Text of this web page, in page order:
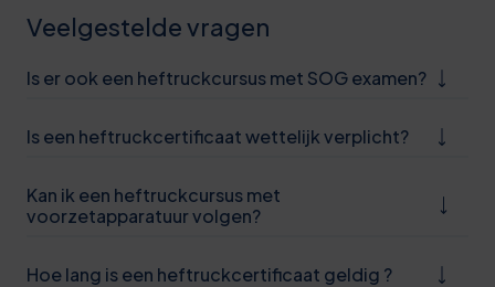
Veelgestelde vragen
Is er ook een heftruckcursus met SOG examen?
Is een heftruckcertificaat wettelijk verplicht?
Kan ik een heftruckcursus met
voorzetapparatuur volgen?
Hoe lang is een heftruckcertificaat geldig ?